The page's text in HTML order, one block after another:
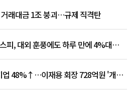
래대금 1조 붕괴…규제 직격탄
피, 대외 훈풍에도 하루 만에 4%대
업 48%↑…이재용 회장 728억원 '개인